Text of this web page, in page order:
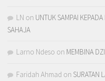
LN on UNTUK SAMPAI
SAHAJA
Larno Ndeso on MEMBINA
Faridah Ahmad on SURATAN